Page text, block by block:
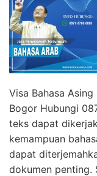
Visa Bahasa
Bogor Hubungi
teks dapat
kemampuan
dapat
dokumen penting.